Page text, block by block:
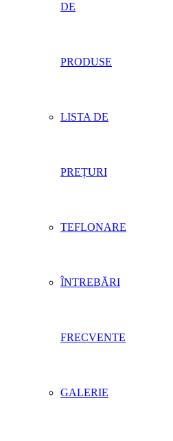
DE
PRODUSE
LISTA DE
PREȚURI
TEFLONARE
ÎNTREBĂRI
FRECVENTE
GALERIE